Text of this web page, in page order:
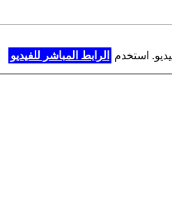
استخدم الرابط المباشر للفيديو